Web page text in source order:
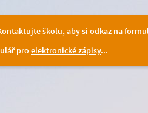
školu, aby si odkaz na
pro elektronické zápisy...